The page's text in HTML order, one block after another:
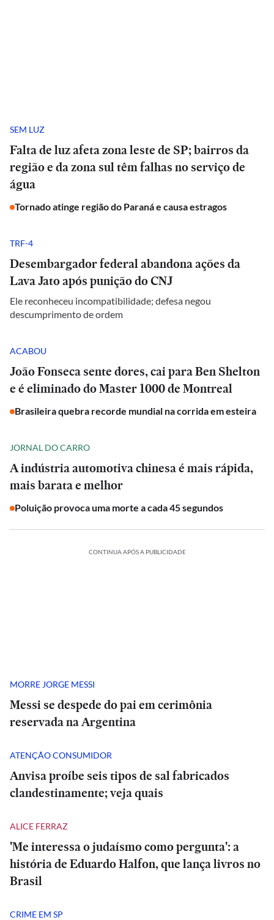
SEM LUZ
Falta de luz afeta zona leste de SP; bairros da
região e da zona sul têm falhas no serviço de
água
Tornado atinge região do Paraná e causa estragos
TRF-4
Desembargador federal abandona ações da
Lava Jato após punição do CNJ
Ele reconheceu incompatibilidade; defesa negou
descumprimento de ordem
ACABOU
João Fonseca sente dores, cai para Ben Shelton
e é eliminado do Master 1000 de Montreal
Brasileira quebra recorde mundial na corrida em esteira
JORNAL DO CARRO
A indústria automotiva chinesa é mais rápida,
mais barata e melhor
Poluição provoca uma morte a cada 45 segundos
CONTINUA APÓS A PUBLICIDADE
MORRE JORGE MESSI
Messi se despede do pai em cerimônia
reservada na Argentina
ATENÇÃO CONSUMIDOR
Anvisa proíbe seis tipos de sal fabricados
clandestinamente; veja quais
ALICE FERRAZ
'Me interessa o judaísmo como pergunta': a
história de Eduardo Halfon, que lança livros no
Brasil
CRIME EM SP